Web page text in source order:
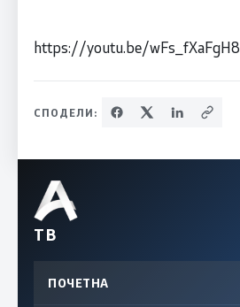
https://youtu.be/wFs_fXaFgH8
СПОДЕЛИ:
ТВ
ПОЧЕТНА